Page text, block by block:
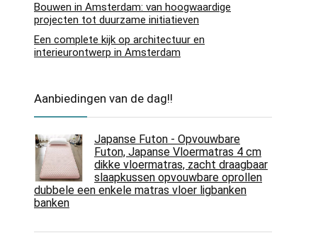
Bouwen in Amsterdam: van hoogwaardige
projecten tot duurzame initiatieven
Een complete kijk op architectuur en
interieurontwerp in Amsterdam
Aanbiedingen van de dag!!
Japanse Futon - Opvouwbare
Futon, Japanse Vloermatras 4 cm
dikke vloermatras, zacht draagbaar
slaapkussen opvouwbare oprollen
dubbele een enkele matras vloer ligbanken
banken